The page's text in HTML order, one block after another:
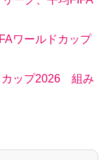
ワールドカップ
カップ2026 組み